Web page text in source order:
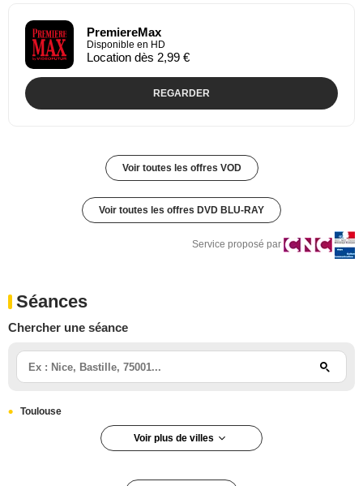
PremiereMax
Disponible en HD
Location dès 2,99 €
REGARDER
Voir toutes les offres VOD
Voir toutes les offres DVD BLU-RAY
Service proposé par
Séances
Chercher une séance
Toulouse
Voir plus de villes